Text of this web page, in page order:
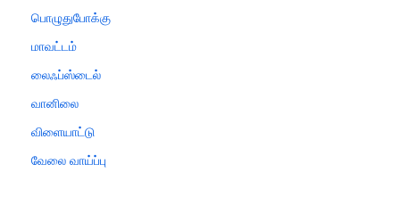
பொழுதுபோக்கு
மாவட்டம்
லைஃப்ஸ்டைல்
வானிலை
விளையாட்டு
வேலை வாய்ப்பு